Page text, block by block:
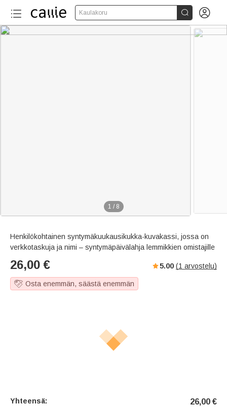
Kaulakoru  
1 / 8
Henkilökohtainen syntymäkuukausikukka-kuvakassi, jossa on
verkkotaskuja ja nimi – syntymäpäivälahja lemmikkien omistajille
26,00 € 5.00 (1 arvostelu)
Osta enemmän, säästä enemmän
Yhteensä: 26,00 €